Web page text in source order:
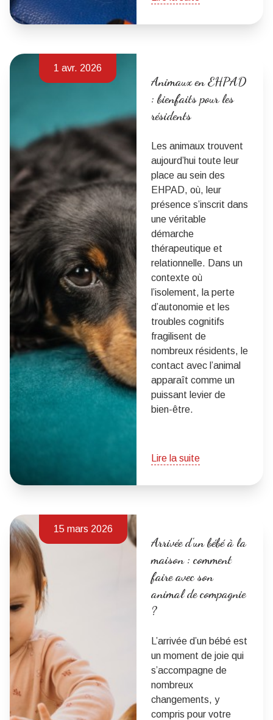
1 avr. 2026
Animaux en EHPAD
: bienfaits pour les
résidents
Les animaux trouvent
aujourd’hui toute leur
place au sein des
EHPAD, où, leur
présence s’inscrit dans
une véritable
démarche
thérapeutique et
relationnelle. Dans un
contexte où
l’isolement, la perte
d’autonomie et les
troubles cognitifs
fragilisent de
nombreux résidents, le
contact avec l’animal
apparaît comme un
puissant levier de
bien-être.
Lire la suite
15 mars 2026
Arrivée d'un bébé à la
maison : comment
faire avec son
animal de compagnie
?
L’arrivée d’un bébé est
un moment de joie qui
s’accompagne de
nombreux
changements, y
compris pour votre